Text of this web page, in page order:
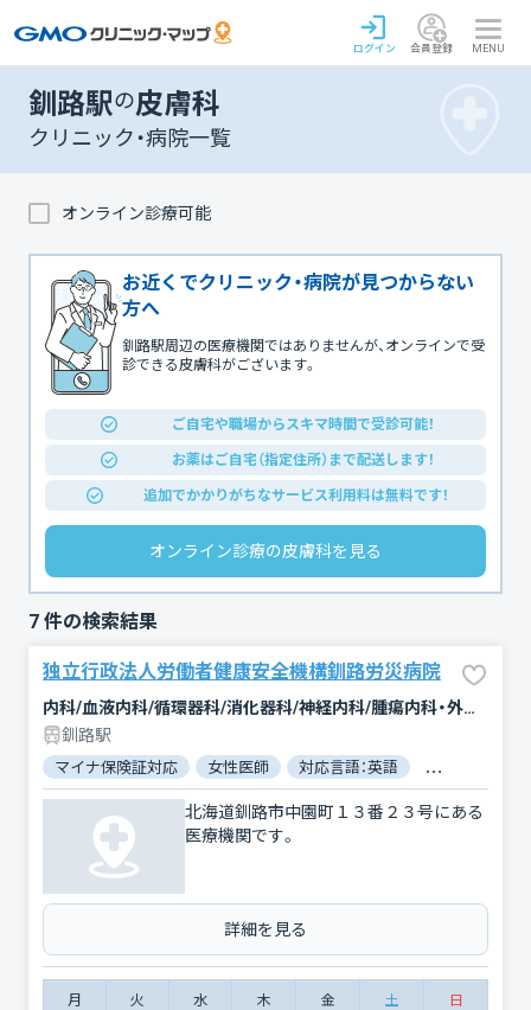
ログイン 会員登録 MENU
釧路駅の皮膚科
クリニック・病院一覧
オンライン診療可能
お近くでクリニック・病院が見つからない
方へ
釧路駅周辺の医療機関ではありませんが、オンラインで受
診できる皮膚科がございます。
ご自宅や職場からスキマ時間で受診可能！
お薬はご自宅（指定住所）まで配送します！
追加でかかりがちなサービス利用料は無料です！
オンライン診療の皮膚科を見る
7 件の検索結果
独立行政法人労働者健康安全機構釧路労災病院
内科/血液内科/循環器科/消化器科/神経内科/腫瘍内科・外科/緩和ケア/外科/脳神経外科/整形外科/形成外科/婦人科/眼科/耳鼻咽喉科/皮膚科/泌尿器科/精神科・神経科/歯科/歯科口腔外科/リハビリテーション/放射線科/臨床検査・病理診断/麻酔科
釧路駅
マイナ保険証対応 女性医師 対応言語：英語 対応言語：中
北海道釧路市中園町１３番２３号にある
医療機関です。
詳細を見る
月 火 水 木 金 土 日